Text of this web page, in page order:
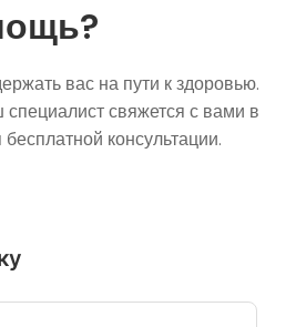
вас на пути к здоровью.
свяжется с вами в
консультации.